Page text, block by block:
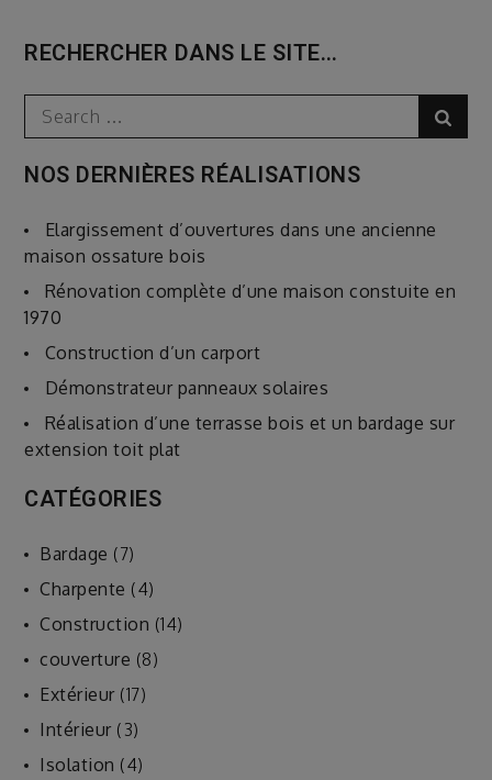
RECHERCHER DANS LE SITE…
Search
for:
NOS DERNIÈRES RÉALISATIONS
Elargissement d’ouvertures dans une ancienne
maison ossature bois
Rénovation complète d’une maison constuite en
1970
Construction d’un carport
Démonstrateur panneaux solaires
Réalisation d’une terrasse bois et un bardage sur
extension toit plat
CATÉGORIES
Bardage (7)
Charpente (4)
Construction (14)
couverture (8)
Extérieur (17)
Intérieur (3)
Isolation (4)